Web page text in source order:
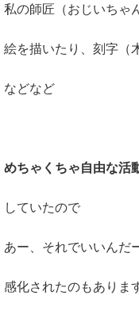
私の師匠（おじいちゃ
絵を描いたり、刻字（
などなど
めちゃくちゃ自由な活
していたので
あー、それでいいんだ
感化されたのもありま